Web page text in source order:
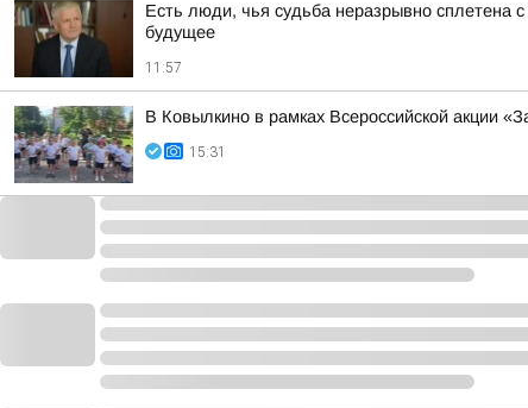
Есть люди, чья судьба неразрывно сплетена
будущее
11:57
В Ковылкино в рамках Всероссийской акции
15:31